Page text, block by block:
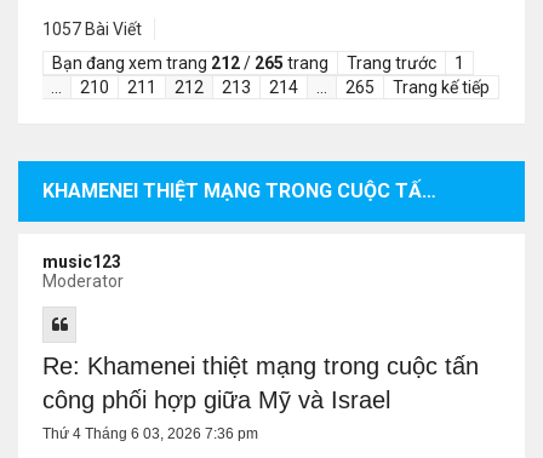
1057 Bài Viết
Bạn đang xem trang 212/ 265 trang Trang trước
1
210 211 212 213 214 265 Trang kế tiếp
KHAMENEI THIỆT MẠNG TRONG CUỘC TẤN CÔNG PHỐI HỢP GIỮA MỸ VÀ ISRAEL
music123
Moderator
Re: Khamenei thiệt mạng trong cuộc tấn
công phối hợp giữa Mỹ và Israel
Thứ 4 Tháng 6 03, 2026 7:36 pm